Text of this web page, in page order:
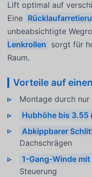
Lift optimal auf
Eine
unbeabsichtigte
Lenkrollen sorgt für
Raum.
Vorteile auf
Montage durch nur
Hubhöhe bis 3.55
Abkippbarer
Dachschrägen
1-Gang-Winde
Steuerung